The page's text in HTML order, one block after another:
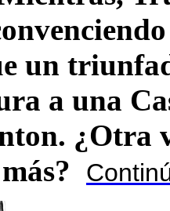
un
a una
¿Otra